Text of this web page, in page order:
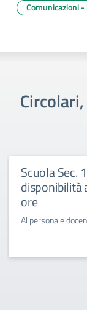
Comunicazioni
Scuola Sec.
disponibilità
ore
Al personale